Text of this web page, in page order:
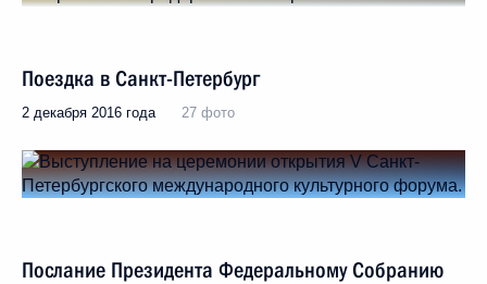
Поездка в Санкт-Петербург
2 декабря 2016 года 27 фото
Послание Президента Федеральному Собранию